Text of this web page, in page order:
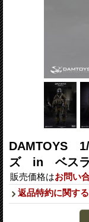
DAMTOYS
ズ in ベス
販売価格はお問い
返品特約に関す